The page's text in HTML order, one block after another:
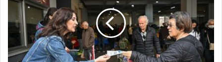
o
a
'